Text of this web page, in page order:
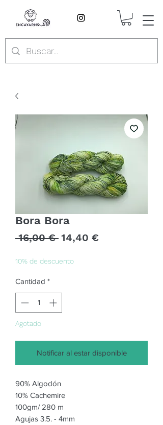
Bora Bora
16,00 € Precio
14,40 €Precio
10% de descuento
Cantidad *
Agotado
Notificar al estar disponible
90% Algodón
10% Cachemire
100gm/ 280 m
Agujas 3.5. - 4mm